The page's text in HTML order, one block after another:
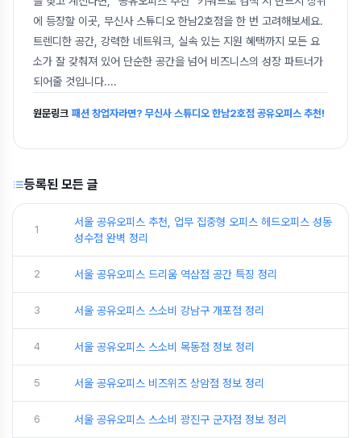
에 등장할 이곳, 무신사 스튜디오 한남2호점을 한 번 고려해보세요.
트렌디한 공간, 강력한 네트워크, 실속 있는 지원 혜택까지 모든 요
소가 잘 갖춰져 있어 단순한 공간을 넘어 비즈니스의 성장 파트너가
되어줄 것입니다....
원문링크 패션 창업자라면? 무신사 스튜디오 한남2호점 공유오피스 추천!
등록된 모든 글
1
서울 공유오피스 추천, 업무 집중형 오피스 헤드오피스 성동
성수점 완벽 정리
2 서울 공유오피스 드리움 역삼점 공간 특징 정리
3 서울 공유오피스 스소비 강남구 개포점 정리
4 서울 공유오피스 스소비 목동점 정보 정리
5 서울 공유오피스 비즈위즈 상암점 정보 정리
6 서울 공유오피스 스소비 광진구 군자점 정보 정리